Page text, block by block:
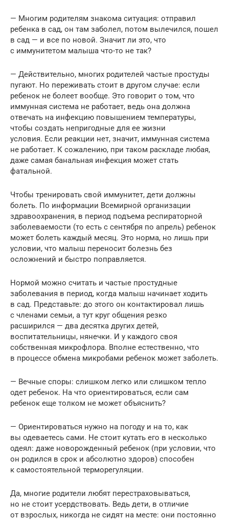
— Многим родителям знакома ситуация: отправил
ребенка в сад, он там заболел, потом вылечился, пошел
в сад — и все по новой. Значит ли это, что
с иммунитетом малыша что-то не так?
— Действительно, многих родителей частые простуды
пугают. Но переживать стоит в другом случае: если
ребенок не болеет вообще. Это говорит о том, что
иммунная система не работает, ведь она должна
отвечать на инфекцию повышением температуры,
чтобы создать непригодные для ее жизни
условия. Если реакции нет, значит, иммунная система
не работает. К сожалению, при таком раскладе любая,
даже самая банальная инфекция может стать
фатальной.
Чтобы тренировать свой иммунитет, дети должны
болеть. По информации Всемирной организации
здравоохранения, в период подъема респираторной
заболеваемости (то есть с сентября по апрель) ребенок
может болеть каждый месяц. Это норма, но лишь при
условии, что малыш переносит болезнь без
осложнений и быстро поправляется.
Нормой можно считать и частые простудные
заболевания в период, когда малыш начинает ходить
в сад. Представьте: до этого он контактировал лишь
с членами семьи, а тут круг общения резко
расширился — два десятка других детей,
воспитательницы, нянечки. И у каждого своя
собственная микрофлора. Вполне естественно, что
в процессе обмена микробами ребенок может заболеть.
— Вечные споры: слишком легко или слишком тепло
одет ребенок. На что ориентироваться, если сам
ребенок еще толком не может объяснить?
— Ориентироваться нужно на погоду и на то, как
вы одеваетесь сами. Не стоит кутать его в несколько
одеял: даже новорожденный ребенок (при условии, что
он родился в срок и абсолютно здоров) способен
к самостоятельной терморегуляции.
Да, многие родители любят перестраховываться,
но не стоит усердствовать. Ведь дети, в отличие
от взрослых, никогда не сидят на месте: они постоянно